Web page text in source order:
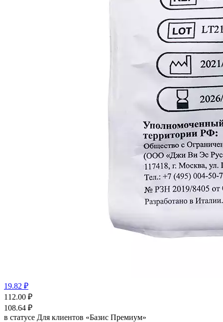
19.82 ₽
112.00 ₽
108.64 ₽
в статусе Для клиентов «Базис Премиум»